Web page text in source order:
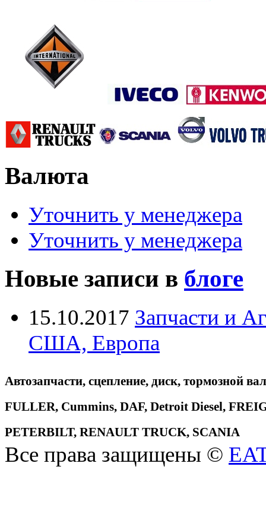
Валюта
Уточнить у менеджера
Уточнить у менеджера
Новые записи в блоге
15.10.2017 Запчасти и
США, Европа
Автозапчасти, сцепление, диск, тормозной
FULLER, Cummins, DAF, Detroit Diesel,
PETERBILT, RENAULT TRUCK, SCANIA
Все права защищены ©